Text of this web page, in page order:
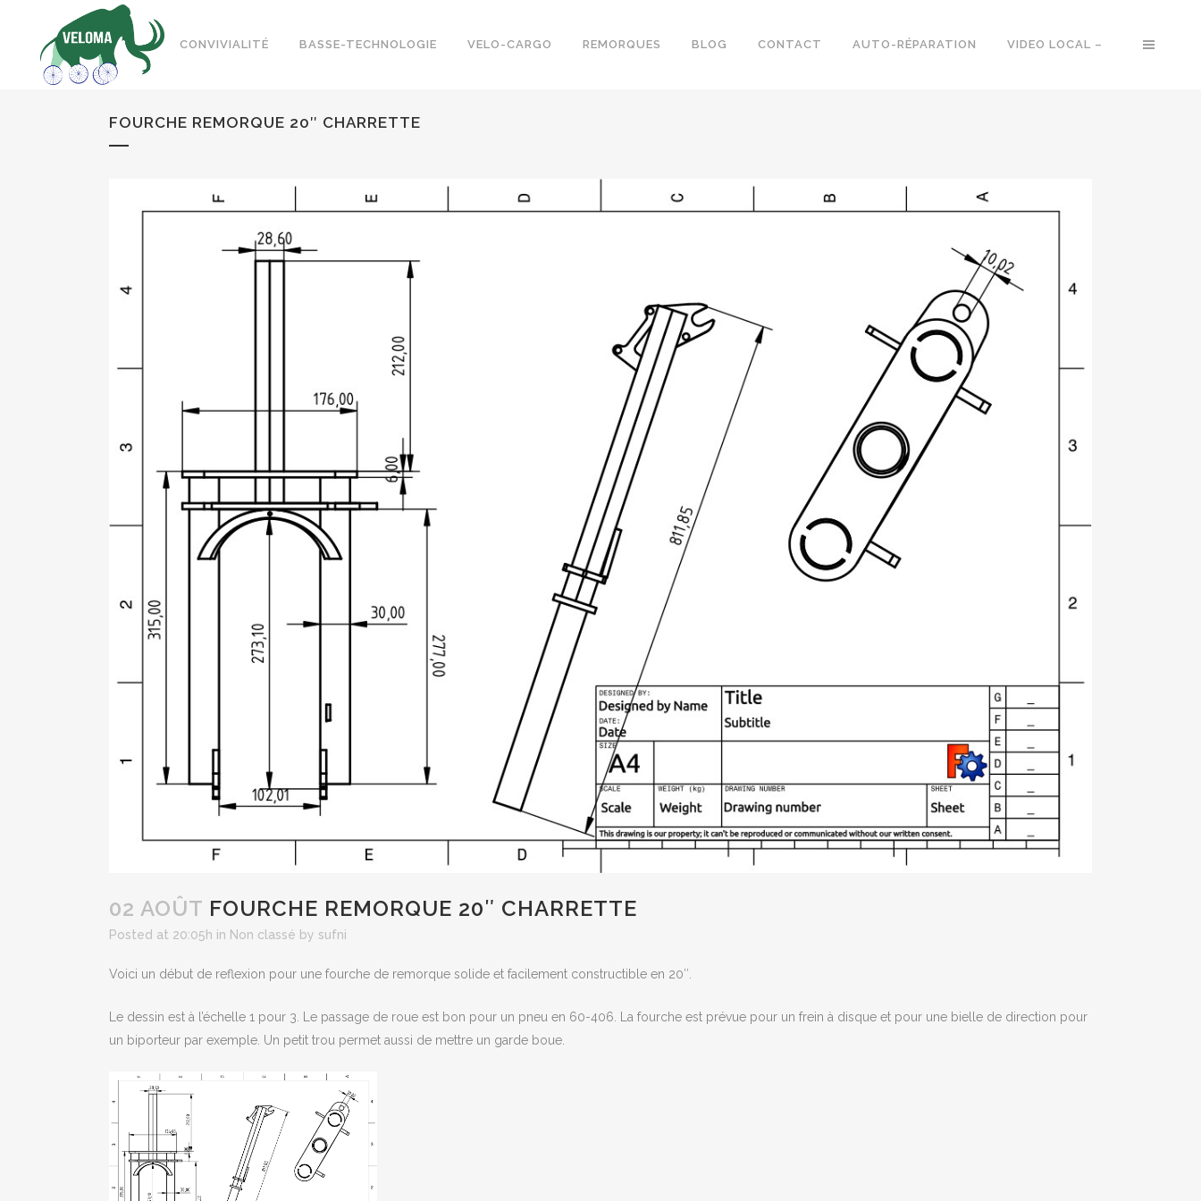
CONVIVIALITÉ BASSE-TECHNOLOGIE VELO-CARGO REMORQUES BLOG CONTACT AUTO-RÉPARATION VIDEO LOCAL –
FOURCHE REMORQUE 20″ CHARRETTE
02 AOÛT FOURCHE REMORQUE 20″ CHARRETTE
Posted at 20:05h in Non classé by sufni
Voici un début de reflexion pour une fourche de remorque solide et facilement constructible en 20″.
Le dessin est à l’échelle 1 pour 3. Le passage de roue est bon pour un pneu en 60-406. La fourche est prévue pour un frein à disque et pour une bielle de direction pour
un biporteur par exemple. Un petit trou permet aussi de mettre un garde boue.